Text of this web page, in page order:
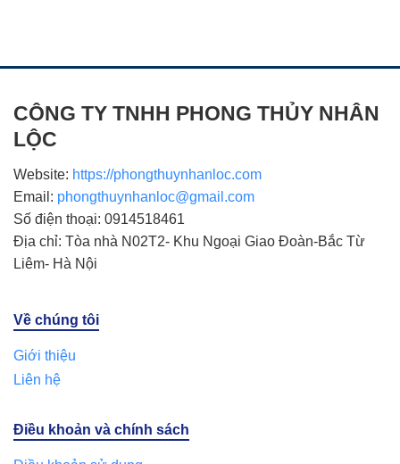
CÔNG TY TNHH PHONG THỦY NHÂN
LỘC
Website: https://phongthuynhanloc.com
Email: phongthuynhanloc@gmail.com
Số điện thoại: 0914518461
Địa chỉ: Tòa nhà N02T2- Khu Ngoại Giao Đoàn-Bắc Từ
Liêm- Hà Nội
Về chúng tôi
Giới thiệu
Liên hệ
Điều khoản và chính sách